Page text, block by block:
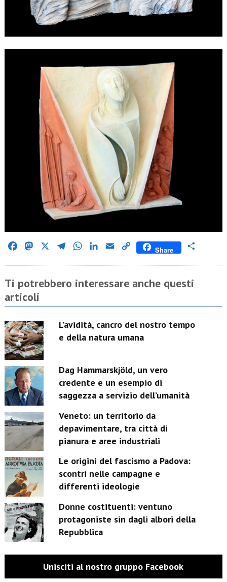
FacebookMastodon TelegramWhatsAppLinkedIn
Email Copy
Share
Ti potrebbero interessare anche questi
articoli
L’avidità, cancro del nostro tempo
e della natura umana
Dag Hammarskjöld, un vero
credente e un esempio di
saggezza a servizio dell’umanità
Veneto: un territorio da
depavimentare, tra città di
pianura e aree industriali
Le origini del fascismo a Padova:
scontri nelle campagne e
differenti ideologie
Donne costituenti: ventuno
protagoniste sin dagli albori della
Repubblica
Unisciti al nostro gruppo Facebook